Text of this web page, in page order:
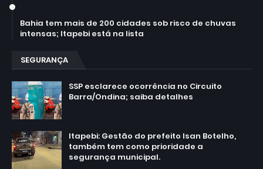
Bahia tem mais de 200 cidades sob risco de chuvas
intensas; Itapebi está na lista
SEGURANÇA
SSP esclarece ocorrência no Circuito
Barra/Ondina; saiba detalhes
Itapebi: Gestão do prefeito Isan Botelho,
também tem como prioridade a
segurança municipal.